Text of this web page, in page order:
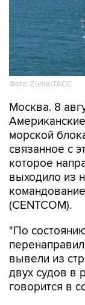
Фото: Zuma\ТАСС
Москва. 8
морской
связанное с
которое
выходило из
(CENTCOM).
"По
вывели из
двух судов в
говорится в
ВМС США 14